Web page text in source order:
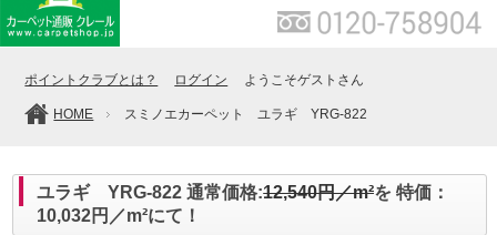
ポイントクラブとは？ ログイン ようこそゲストさん
HOME スミノエカーペット ユラギ YRG-822
ユラギ YRG-822 通常価格:12,540円／m²を 特価：
10,032円／m²にて！